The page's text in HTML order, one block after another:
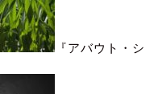
『アバウト・シ